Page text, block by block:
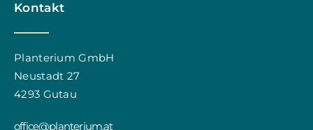
Kontakt
Planterium GmbH
Neustadt 27
4293 Gutau
office@planterium.at